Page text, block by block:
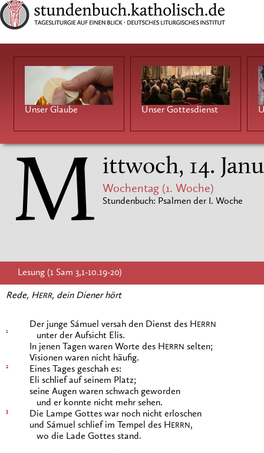
Unser Glaube Unser Gottesdienst
M ittwoch, 14.
Wochentag (1. Woche)
Stundenbuch: Psalmen der I. Woche
Lesung (1 Sam 3,1-10.19-20)
Rede, HERR, dein Diener hört
1
Der junge Sámuel versah den Dienst des H ERRN
unter der Aufsicht Elis.
In jenen Tagen waren Worte des H ERRN selten;
Visionen waren nicht häufig.
2
Eines Tages geschah es:
Eli schlief auf seinem Platz;
seine Augen waren schwach geworden
und er konnte nicht mehr sehen.
3
Die Lampe Gottes war noch nicht erloschen
und Sámuel schlief im Tempel des H ERRN ,
wo die Lade Gottes stand.